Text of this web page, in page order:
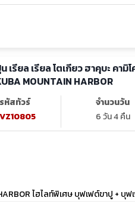
เรียล เรียล โตเกียว ฮาคุบะ คามิ
MOUNTAIN HARBOR
รหัสทัวร์
จำนวนวัน
6 วัน 4 คืน
ไฮไลท์พิเศษ บุฟเฟต์ขาปู + บุ